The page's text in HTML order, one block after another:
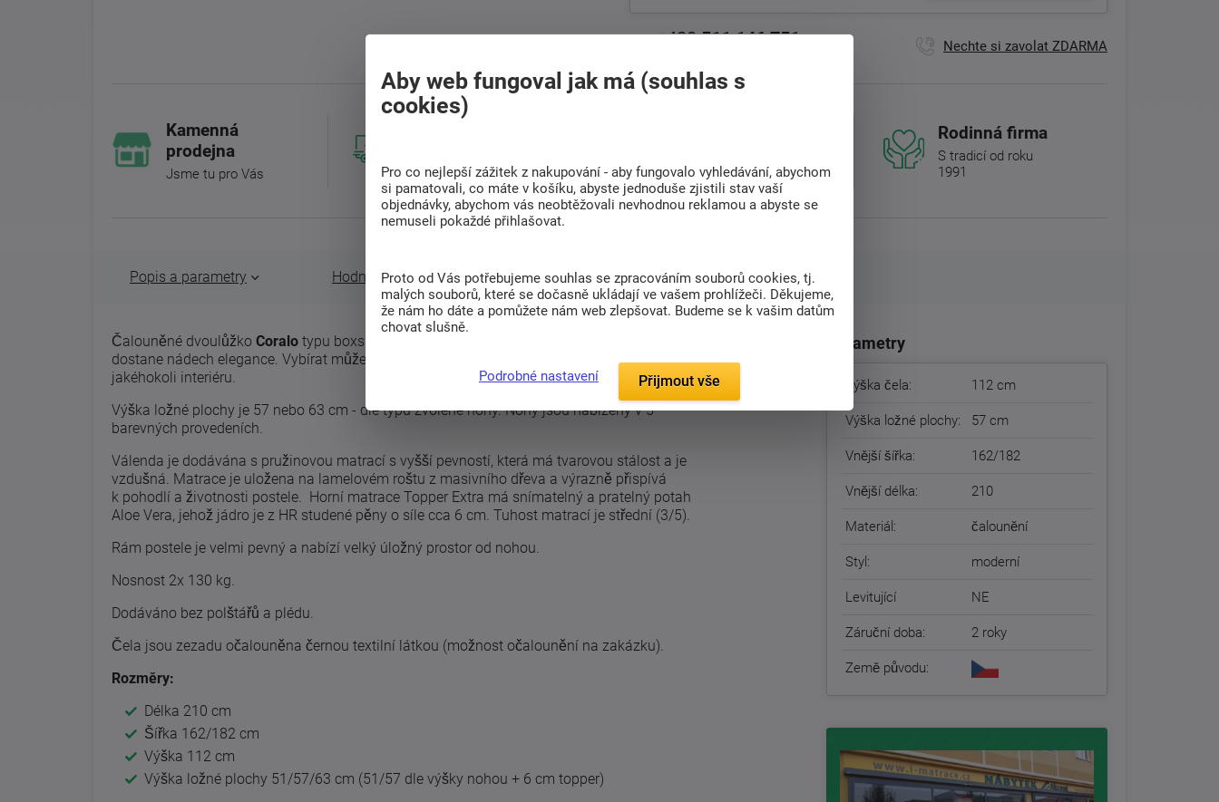
+420511 146 751 Nechte si zavolat ZDARMA
Kamenná
prodejna
Jsme tu pro Vás
Doprava
Při nákupu nad 6 000
Kč
Najděte vhodnou matraci
Rodinná firma
S tradicí od roku
1991
Popis a parametry Hodnocení (0)
Čalouněné dvoulůžko Coralo typu boxspring s vodorovně prošívaným čelem. Váš pokoj
dostane nádech elegance. Vybírat můžete z mnoha látek a snadno ji tak umístíte do prakticky
jakéhokoli interiéru.
Výška ložné plochy je 57 nebo 63 cm - dle typu zvolené nohy. Nohy jsou nabízeny v 5
barevných provedeních.
Válenda je dodávána s pružinovou matrací s vyšší pevností, která má tvarovou stálost a je
vzdušná. Matrace je uložena na lamelovém roštu z masivního dřeva a výrazně přispívá
k pohodlí a životnosti postele. Horní matrace Topper Extra má snímatelný a pratelný potah
Aloe Vera, jehož jádro je z HR studené pěny o síle cca 6 cm. Tuhost matrací je střední (3/5).
Rám postele je velmi pevný a nabízí velký úložný prostor od nohou.
Nosnost 2x 130 kg.
Dodáváno bez polštářů a plédu.
Čela jsou zezadu očalouněna černou textilní látkou (možnost očalounění na zakázku).
Rozměry:
Délka 210 cm
Šířka 162/182 cm
Výška 112 cm
Výška ložné plochy 51/57/63 cm (51/57 dle výšky nohou + 6 cm topper)
Parametry
Výška čela: 112 cm
Výška ložné plochy: 57 cm
Vnější šířka: 162/182
Vnější délka: 210
Materiál: čalounění
Styl: moderní
Levitující NE
Záruční doba: 2 roky
Země původu:
Aby web fungoval jak má (souhlas s
cookies)
Pro co nejlepší zážitek z nakupování - aby fungovalo vyhledávání, abychom
si pamatovali, co máte v košíku, abyste jednoduše zjistili stav vaší
objednávky, abychom vás neobtěžovali nevhodnou reklamou a abyste se
nemuseli pokaždé přihlašovat.
Proto od Vás potřebujeme souhlas se zpracováním souborů cookies, tj.
malých souborů, které se dočasně ukládají ve vašem prohlížeči. Děkujeme,
že nám ho dáte a pomůžete nám web zlepšovat. Budeme se k vašim datům
chovat slušně.
Podrobné nastavení Přijmout vše